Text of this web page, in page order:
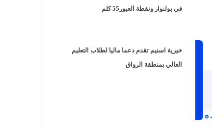
في بولنوار ونقطة العبور55 كلم
خيرية اسنيم تقدم دعما ماليا لطلاب التعليم
العالي بمنطقة الرواق